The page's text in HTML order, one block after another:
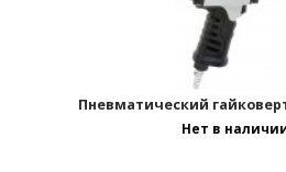
Пневматический гайковерт
Нет в